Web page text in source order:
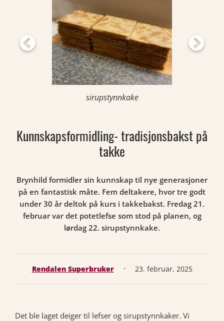
sirupstynnkake
Kunnskapsformidling- tradisjonsbakst på
takke
Brynhild formidler sin kunnskap til nye generasjoner
på en fantastisk måte. Fem deltakere, hvor tre godt
under 30 år deltok på kurs i takkebakst. Fredag 21.
februar var det potetlefse som stod på planen, og
lørdag 22. sirupstynnkake.
Rendalen Superbruker · 23. februar, 2025
Det ble laget deiger til lefser og sirupstynnkaker. Vi